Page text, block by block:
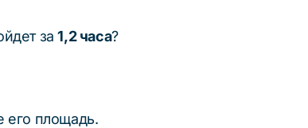
за1,2 часа?
его площадь.